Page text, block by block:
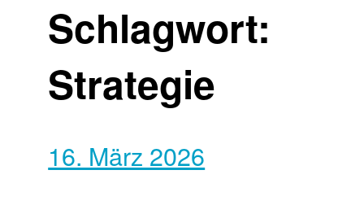
Schlagwort:
Strategie
16. März 2026